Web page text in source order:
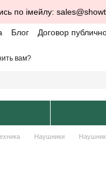
по імейлу:
Блог Договор
вам?
Наушники